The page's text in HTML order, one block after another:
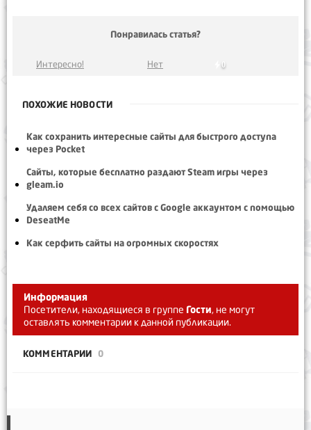
Понравилась статья?
Интересно! Нет 0
ПОХОЖИЕ НОВОСТИ
Как сохранить интересные сайты для быстрого доступа
через Pocket
Сайты, которые бесплатно раздают Steam игры через
gleam.io
Удаляем себя со всех сайтов с Google аккаунтом с помощью
DeseatMe
Как серфить сайты на огромных скоростях
Информация
Посетители, находящиеся в группе Гости, не могут
оставлять комментарии к данной публикации.
КОММЕНТАРИИ 0